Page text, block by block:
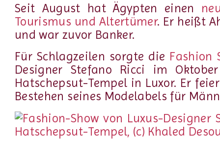
Seit August hat Ägypten einen
Tourismus und Altertümer. Er heißt
und war zuvor Banker.
Für Schlagzeilen sorgte die Fashion
Designer Stefano Ricci im
Hatschepsut-Tempel in Luxor. Er
Bestehen seines Modelabels für